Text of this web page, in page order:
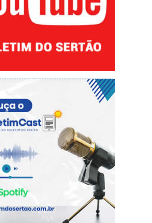
passou aperto atrás, muito se
dos atacantes. Foram muitas
na frente. Pedro não estava
O máximo que conseguiu
travessão. E Bruno Henrique
de aliviar a pressão ao bater
a futebol ofensivo, trocou
Gustavo Henrique no fim
garantir a vitória e a boa
a semana que vem. O Flamengo
em dar chutões para o alto.
vitória na série de 12 jogos